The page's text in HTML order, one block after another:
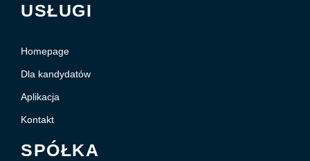
USŁUGI
Homepage
Dla kandydatów
Aplikacja
Kontakt
SPÓŁKA